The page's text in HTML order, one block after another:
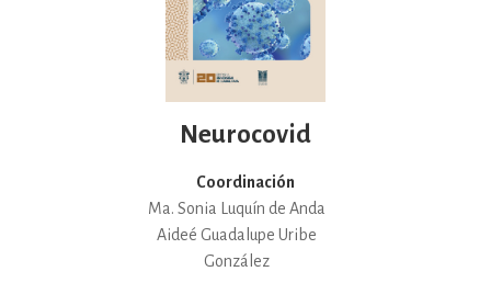
Neurocovid
Coordinación
Ma. Sonia Luquín de Anda
Aideé Guadalupe Uribe
González